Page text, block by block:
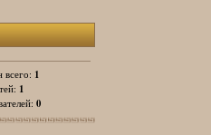
всего: 1
1
0